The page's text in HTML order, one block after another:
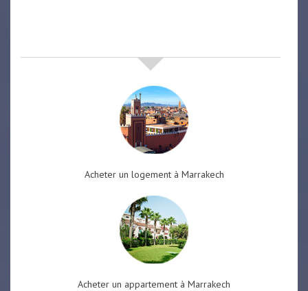
Acheter un logement à Marrakech
Acheter un appartement à Marrakech